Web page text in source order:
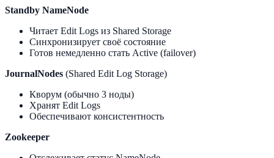
Standby NameNode
Читает Edit Logs из Shared Storage
Синхронизирует своё состояние
Готов немедленно стать Active (failover)
JournalNodes (Shared Edit Log Storage)
Кворум (обычно 3 ноды)
Хранят Edit Logs
Обеспечивают консистентность
Zookeeper